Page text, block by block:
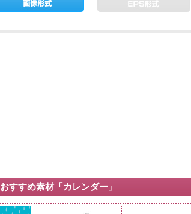
おすすめ素材「カレンダー」